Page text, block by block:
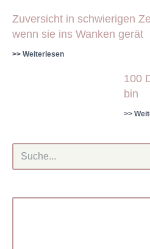
Zuversicht in schwierigen
wenn sie ins Wanken gerät
>> Weiterlesen
100
bin
>>